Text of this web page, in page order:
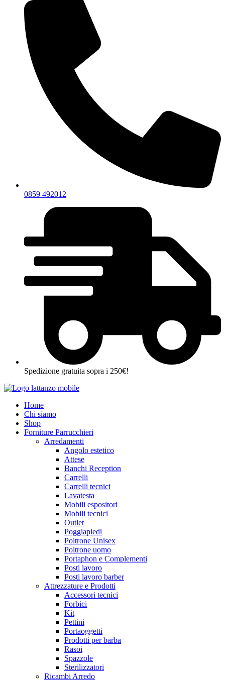
0859 492012
Spedizione gratuita sopra i 250€!
Home
Chi siamo
Shop
Forniture Parrucchieri
Arredamenti
Angolo estetico
Attese
Banchi Reception
Carrelli
Carrelli tecnici
Lavatesta
Mobili espositori
Mobili tecnici
Outlet
Poggiapiedi
Poltrone Unisex
Poltrone uomo
Portaphon e Complementi
Posti lavoro
Posti lavoro barber
Attrezzature e Prodotti
Accessori tecnici
Forbici
Kit
Pettini
Portaoggetti
Prodotti per barba
Rasoi
Spazzole
Sterilizzatori
Ricambi Arredo